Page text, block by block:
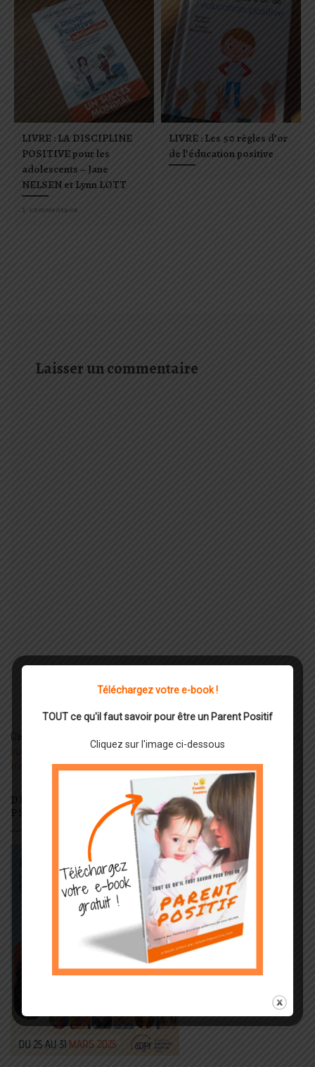
LIVRE : LA DISCIPLINE
POSITIVE pour les
adolescents – Jane
NELSEN et Lynn LOTT
1 commentaire
LIVRE : Les 50 règles d’or
de l’éducation positive
Laisser un commentaire
Ce site utilise Akismet pour réduire les indésirables.
sur la façon dont les données de vos commentaires sont
traitées
DÉCOUVREZ LE SOMMET LES COMPÉTENCES
PSYCHOSOCIALES EN ACTION
Téléchargez votre e-book !
TOUT ce qu'il faut savoir pour être un Parent Positif
Cliquez sur l'image ci-dessous